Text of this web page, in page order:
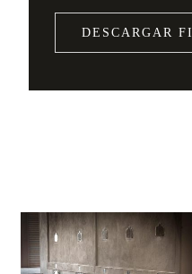
DESCARGAR